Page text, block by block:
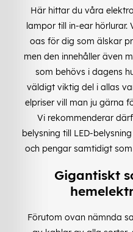
Här hittar du våra
lampor till in-ear hörlurar.
oas för dig som älskar
men den innehåller även
som behövs i dagens
väldigt viktig del i allas
elpriser vill man ju gärna
Vi rekommenderar
belysning till LED-
och pengar samtidigt
Gigantiskt
Förutom ovan nämnda